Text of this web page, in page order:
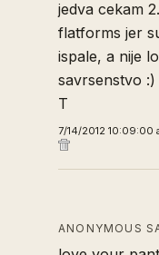
jedva cekam
flatforms jer
ispale, a nije
savrsenstvo :)
T
7/14/2012 10:09:00
ANONYMOUS